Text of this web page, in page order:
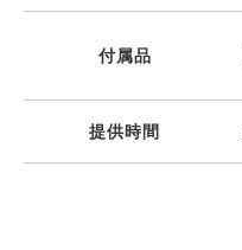
付属品
提供時間